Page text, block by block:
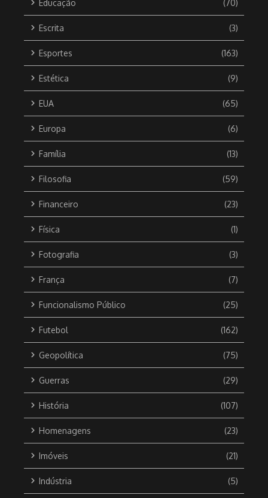
Educação (70)
Escrita (3)
Esportes (163)
Estética (9)
EUA (65)
Europa (6)
Família (13)
Filosofia (59)
Financeiro (23)
Física (1)
Fotografia (3)
França (7)
Funcionalismo Público (25)
Futebol (162)
Geopolítica (75)
Guerras (29)
História (107)
Homenagens (23)
Imóveis (21)
Indústria (5)